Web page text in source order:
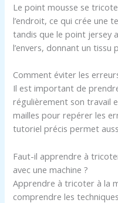
Le point mousse se
l’endroit, ce qui crée une
tandis que le point jersey
l’envers, donnant un tissu
Comment éviter les
Il est important de
régulièrement son travail
mailles pour repérer les
tutoriel précis permet
Faut-il apprendre à
avec une machine ?
Apprendre à tricoter à la
comprendre les